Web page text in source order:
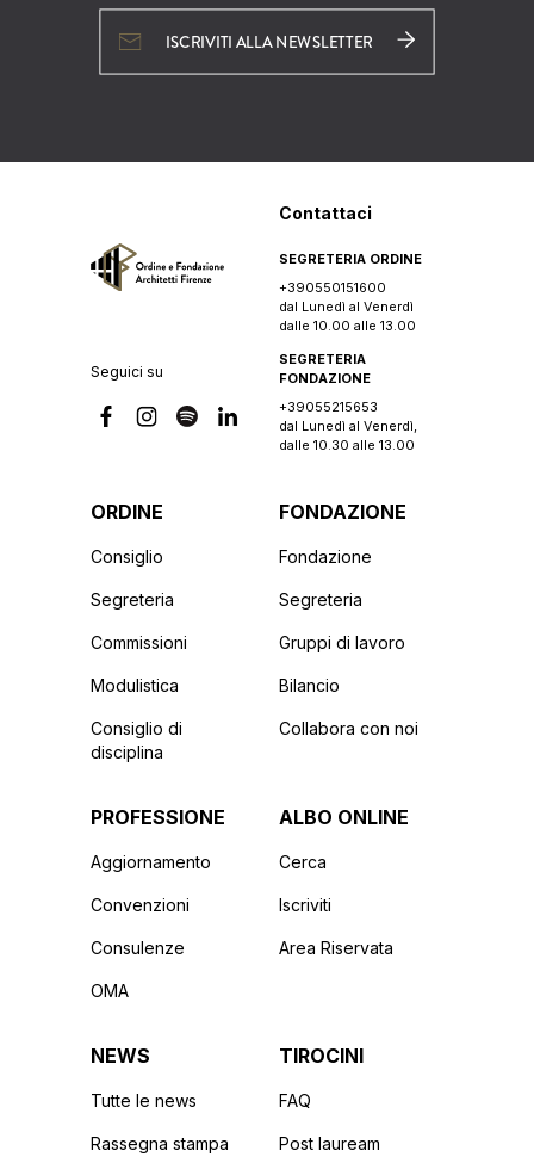
ISCRIVITI ALLA NEWSLETTER
Seguici su
Contattaci
SEGRETERIA ORDINE
+390550151600
dal Lunedì al Venerdì
dalle 10.00 alle 13.00
SEGRETERIA
FONDAZIONE
+39055215653
dal Lunedì al Venerdì,
dalle 10.30 alle 13.00
ORDINE
Consiglio
Segreteria
Commissioni
Modulistica
Consiglio di
disciplina
FONDAZIONE
Fondazione
Segreteria
Gruppi di lavoro
Bilancio
Collabora con noi
PROFESSIONE
Aggiornamento
Convenzioni
Consulenze
OMA
ALBO ONLINE
Cerca
Iscriviti
Area Riservata
NEWS
Tutte le news
Rassegna stampa
TIROCINI
FAQ
Post lauream